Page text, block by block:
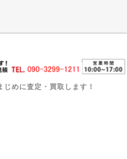
めに査定・買取します！